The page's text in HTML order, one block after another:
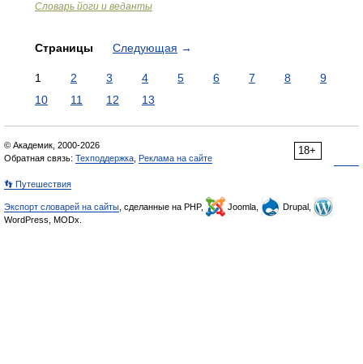
Словарь йоги и веданты
Страницы Следующая →
1 2 3 4 5 6 7 8
9
10
11 12 13
18+
© Академик, 2000-2026
Обратная связь: Техподдержка Реклама на сайте
👣 Путешествия
Экспорт словарей на сайты , сделанные на PHP, Joomla,
Drupal,
WordPress, MODx.